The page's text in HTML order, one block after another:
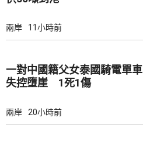
兩岸 11小時前
一對中國籍父女泰國騎電單車
失控墮崖 1死1傷
兩岸 20小時前